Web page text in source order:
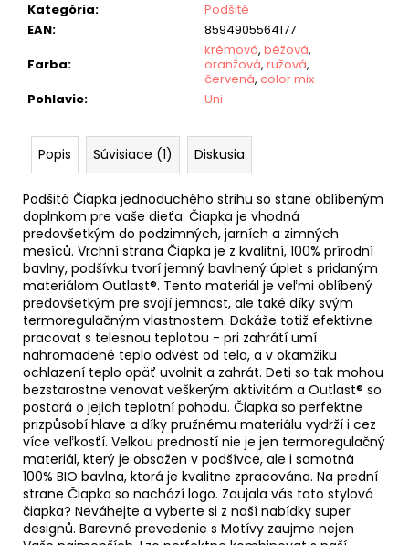
Kategória:
Podšité
EAN:
8594905564177
Farba:
krémová, béžová,
oranžová, ružová,
červená, color mix
Pohlavie: Uni
Popis Súvisiace (1) Diskusia
Podšitá Čiapka jednoduchého strihu so stane oblíbeným
doplnkom pre vaše dieťa. Čiapka je vhodná
predovšetkým do podzimných, jarních a zimných
mesíců. Vrchní strana Čiapka je z kvalitní, 100% prírodní
bavlny, podšívku tvorí jemný bavlnený úplet s pridaným
materiálom Outlast®. Tento materiál je veľmi oblíbený
predovšetkým pre svojí jemnost, ale také díky svým
termoregulačným vlastnostem. Dokáže totiž efektivne
pracovat s telesnou teplotou - pri zahrátí umí
nahromadené teplo odvést od tela, a v okamžiku
ochlazení teplo opäť uvolnit a zahrát. Deti so tak mohou
bezstarostne venovat veškerým aktivitám a Outlast® so
postará o jejich teplotní pohodu. Čiapka so perfektne
prizpůsobí hlave a díky pružnému materiálu vydrží i cez
více veľkosťí. Velkou predností nie je jen termoregulačný
materiál, který je obsažen v podšívce, ale i samotná
100% BIO bavlna, ktorá je kvalitne zpracována. Na prední
strane Čiapka so nachází logo. Zaujala vás tato stylová
čiapka? Neváhejte a vyberte si z naší nabídky super
designů. Barevné prevedenie s Motívy zaujme nejen